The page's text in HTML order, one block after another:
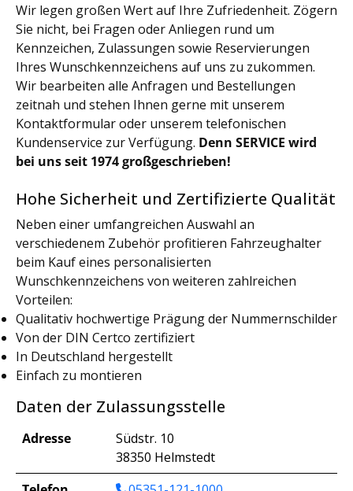
Wir legen großen Wert auf Ihre Zufriedenheit. Zögern
Sie nicht, bei Fragen oder Anliegen rund um
Kennzeichen, Zulassungen sowie Reservierungen
Ihres Wunschkennzeichens auf uns zu zukommen.
Wir bearbeiten alle Anfragen und Bestellungen
zeitnah und stehen Ihnen gerne mit unserem
Kontaktformular oder unserem telefonischen
Kundenservice zur Verfügung. Denn SERVICE wird
bei uns seit 1974 großgeschrieben!
Hohe Sicherheit und Zertifizierte Qualität
Neben einer umfangreichen Auswahl an
verschiedenem Zubehör profitieren Fahrzeughalter
beim Kauf eines personalisierten
Wunschkennzeichens von weiteren zahlreichen
Vorteilen:
Qualitativ hochwertige Prägung der Nummernschilder
Von der DIN Certco zertifiziert
In Deutschland hergestellt
Einfach zu montieren
Daten der Zulassungsstelle
Adresse
Südstr. 10
38350 Helmstedt